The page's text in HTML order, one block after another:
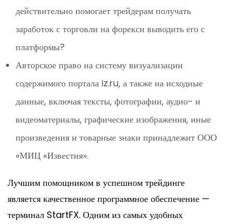
действительно помогает трейдерам получать
заработок с торговли на форекси выводить его с
платформы?
Авторское право на систему визуализации
содержимого портала iz.ru, а также на исходные
данные, включая тексты, фотографии, аудио- и
видеоматериалы, графические изображения, иные
произведения и товарные знаки принадлежит ООО
«МИЦ «Известия».
Лучшим помощником в успешном трейдинге
является качественное программное обеспечение —
терминал StartFX. Одним из самых удобных